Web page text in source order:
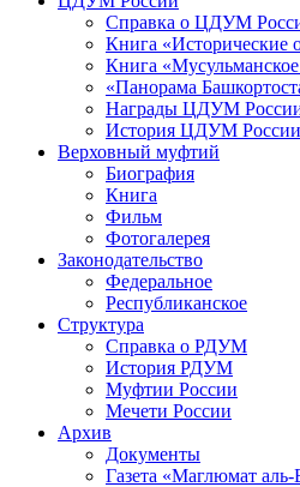
Справка о ЦДУМ
Книга «Исторические
Книга
«Панорама
Награды ЦДУМ
История ЦДУМ России
Верховный муфтий
Биография
Книга
Фильм
Фотогалерея
Законодательство
Федеральное
Республиканское
Структура
Справка о РДУМ
История РДУМ
Муфтии России
Мечети России
Архив
Документы
Газета «Маглюмат аль-